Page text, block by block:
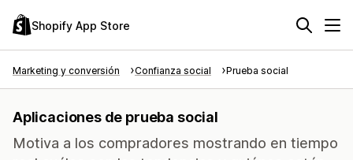
Shopify App Store
Marketing y conversión Confianza social Prueba social
Aplicaciones de prueba social
Motiva a los compradores mostrando en tiempo